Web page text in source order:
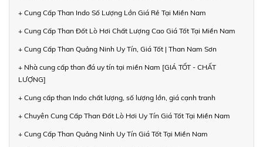
+ Cung Cấp Than Indo Số Lượng Lớn Giá Rẻ Tại Miền Nam
+ Cung Cấp Than Đốt Lò Hơi Chất Lượng Cao Giá Tốt Tại Miền Nam
+ Cung Cấp Than Quảng Ninh Uy Tín, Giá Tốt | Than Nam Sơn
+ Nhà cung cấp than đá uy tín tại miền Nam [GIÁ TỐT - CHẤT
LƯỢNG]
+ Cung cấp than Indo chất lượng, số lượng lớn, giá cạnh tranh
+ Chuyên Cung Cấp Than Đốt Lò Hơi Uy Tín Giá Tốt Tại Miền Nam
+ Cung Cấp Than Quảng Ninh Uy Tín Giá Tốt Tại Miền Nam